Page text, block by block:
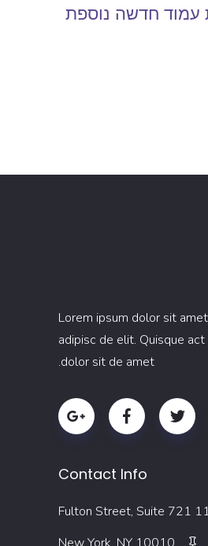
עמוד חדשה נוספת
Lorem ipsum dolor sit
adipisc de elit. Quisque act
dolor sit de amet.
Contact Info
113 Fulton